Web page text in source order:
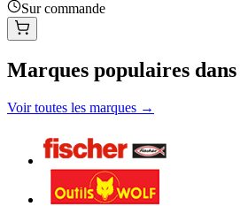
Sur commande
Marques populaires
Voir toutes les marques →